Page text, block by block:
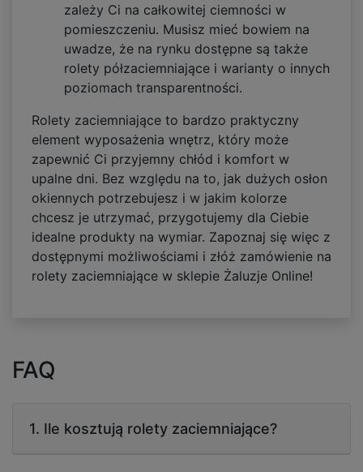
zależy Ci na całkowitej ciemności w
pomieszczeniu. Musisz mieć bowiem na
uwadze, że na rynku dostępne są także
rolety półzaciemniające i warianty o innych
poziomach transparentności.
Rolety zaciemniające to bardzo praktyczny
element wyposażenia wnętrz, który może
zapewnić Ci przyjemny chłód i komfort w
upalne dni. Bez względu na to, jak dużych osłon
okiennych potrzebujesz i w jakim kolorze
chcesz je utrzymać, przygotujemy dla Ciebie
idealne produkty na wymiar. Zapoznaj się więc z
dostępnymi możliwościami i złóż zamówienie na
rolety zaciemniające w sklepie Żaluzje Online!
FAQ
1. Ile kosztują rolety zaciemniające?